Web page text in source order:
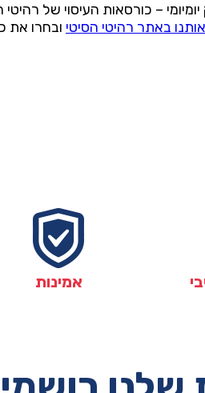
– כורסאות העיסוי של
באתר רהיטי הסיטי ובחרו את
אמינות